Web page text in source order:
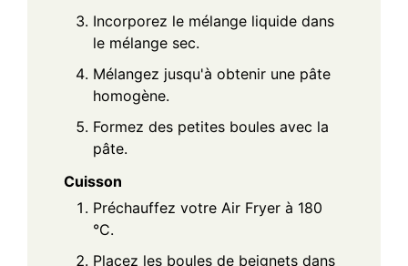
Incorporez le mélange liquide dans
le mélange sec.
Mélangez jusqu'à obtenir une pâte
homogène.
Formez des petites boules avec la
pâte.
Cuisson
Préchauffez votre Air Fryer à 180
°C.
Placez les boules de beignets dans